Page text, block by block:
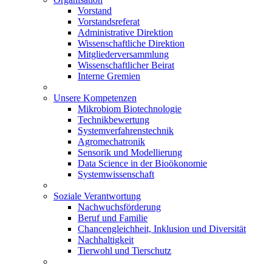
Vorstand
Vorstandsreferat
Administrative Direktion
Wissenschaftliche Direktion
Mitgliederversammlung
Wissenschaftlicher Beirat
Interne Gremien
Unsere Kompetenzen
Mikrobiom Biotechnologie
Technikbewertung
Systemverfahrenstechnik
Agromechatronik
Sensorik und Modellierung
Data Science in der Bioökonomie
Systemwissenschaft
Soziale Verantwortung
Nachwuchsförderung
Beruf und Familie
Chancengleichheit, Inklusion und Diversität
Nachhaltigkeit
Tierwohl und Tierschutz